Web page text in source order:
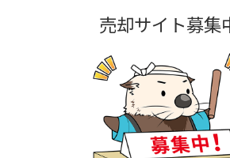
売却サイト募集